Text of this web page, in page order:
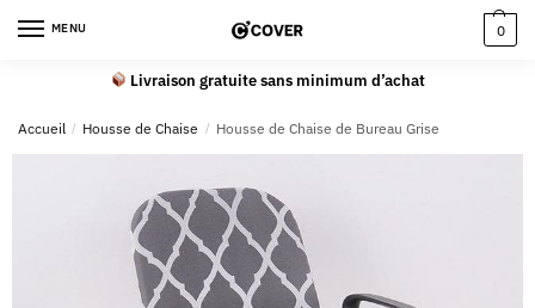
MENU 0
Livraison gratuite sans minimum d’achat
Accueil / Housse de Chaise / Housse de Chaise de Bureau Grise